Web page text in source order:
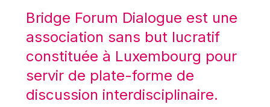
Mario Centeno
Mario Monti
Maroš ŠEFČOVIČ
Martin Bailey
Martine Reicherts
Bridge Forum Dialogue est une
association sans but lucratif
constituée à Luxembourg pour
servir de plate-forme de
discussion interdisciplinaire.